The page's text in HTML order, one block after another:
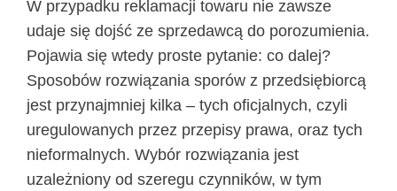
W przypadku reklamacji towaru nie zawsze
udaje się dojść ze sprzedawcą do porozumienia.
Pojawia się wtedy proste pytanie: co dalej?
Sposobów rozwiązania sporów z przedsiębiorcą
jest przynajmniej kilka – tych oficjalnych, czyli
uregulowanych przez przepisy prawa, oraz tych
nieformalnych. Wybór rozwiązania jest
uzależniony od szeregu czynników, w tym